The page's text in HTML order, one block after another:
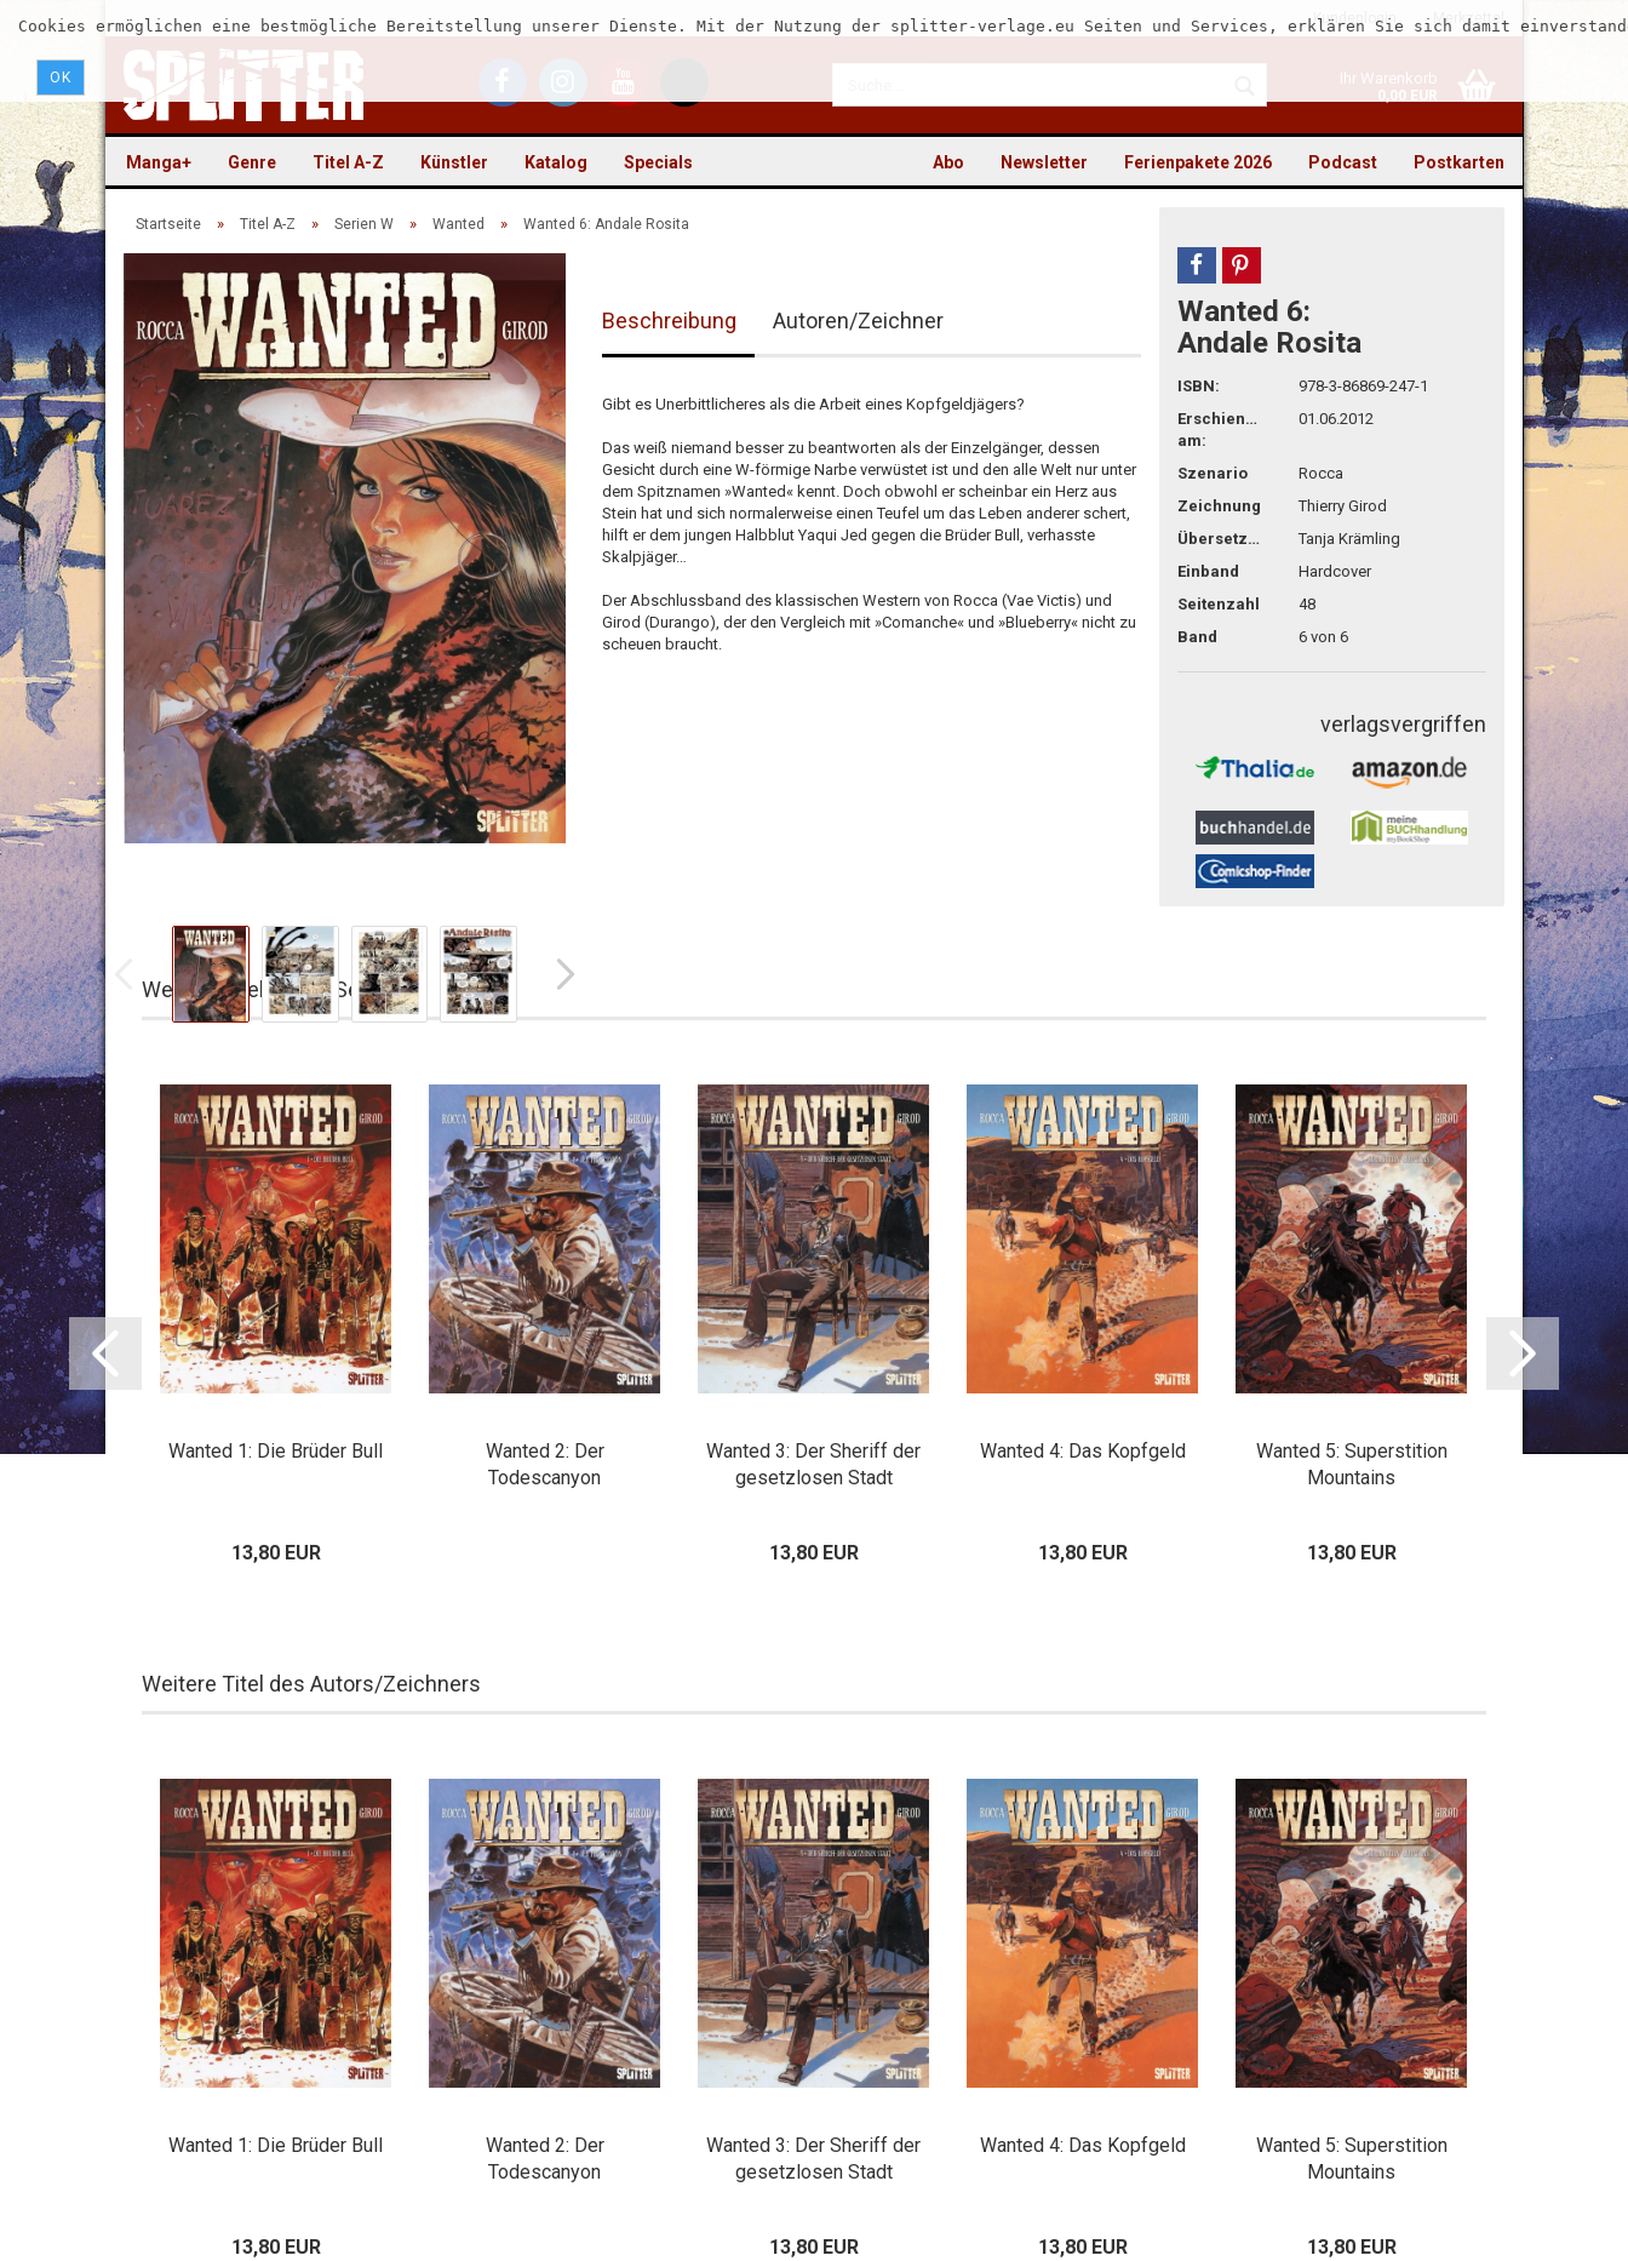
Kundenlogin Merkzettel
Ihr Warenkorb
0,00 EUR
Cookies ermöglichen eine bestmögliche Bereitstellung unserer Dienste. Mit der Nutzung der splitter-verlage.eu Seiten und Services, erklären Sie sich damit
OK
Manga+ Genre Titel A-Z Künstler Katalog Specials Postkarten
Podcast
Ferienpakete 2026
Newsletter
Abo
Startseite » Titel A-Z » Serien W » Wanted » Wanted 6: Andale Rosita
Beschreibung Autoren/Zeichner
Gibt es Unerbittlicheres als die Arbeit eines Kopfgeldjägers?
Das weiß niemand besser zu beantworten als der Einzelgänger, dessen
Gesicht durch eine W-förmige Narbe verwüstet ist und den alle Welt nur unter
dem Spitznamen »Wanted« kennt. Doch obwohl er scheinbar ein Herz aus
Stein hat und sich normalerweise einen Teufel um das Leben anderer schert,
hilft er dem jungen Halbblut Yaqui Jed gegen die Brüder Bull, verhasste
Skalpjäger…
Der Abschlussband des klassischen Western von Rocca (Vae Victis) und
Girod (Durango), der den Vergleich mit »Comanche« und »Blueberry« nicht zu
scheuen braucht.
teilen pin it
Wanted 6:
Andale Rosita
ISBN:
978-3-86869-247-1
Erschienen
am:
01.06.2012
Szenario
Rocca
Zeichnung
Thierry Girod
Übersetzg.
Tanja Krämling
Einband
Hardcover
Seitenzahl
48
Band
6 von 6
verlagsvergriffen
Weitere Titel dieser Serie:
Steckbrief
Wanted 1: Die Brüder Bull
13,80 EUR
Wanted 2: Der
Todescanyon
Wanted 3: Der Sheriff der
gesetzlosen Stadt
13,80 EUR
Wanted 4: Das Kopfgeld
13,80 EUR
Wanted 5: Superstition
Mountains
13,80 EUR
Wanted –
Weitere Titel des Autors/Zeichners
Wanted 1: Die Brüder Bull
13,80 EUR
Wanted 2: Der
Todescanyon
Wanted 3: Der Sheriff der
gesetzlosen Stadt
13,80 EUR
Wanted 4: Das Kopfgeld
13,80 EUR
Wanted 5: Superstition
Mountains
13,80 EUR